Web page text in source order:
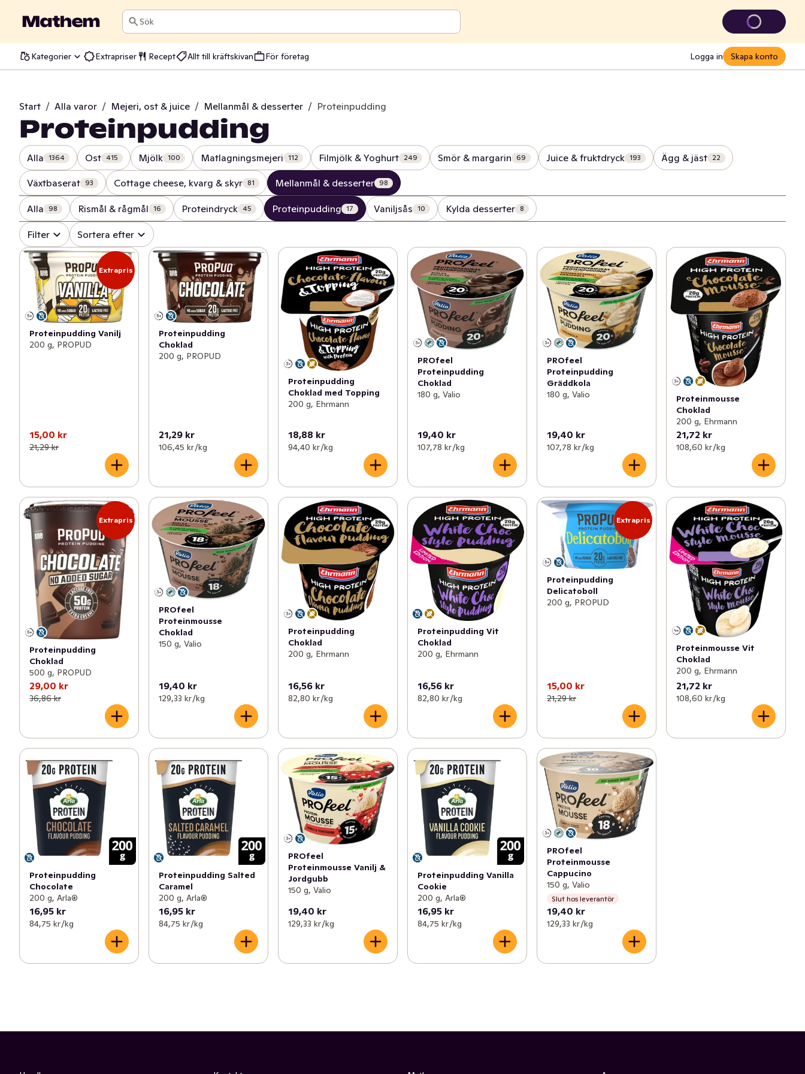
Sök
Kategorier Extrapriser Recept Allt till kräftskivan För företag Logga in Skapa konto
Start / Alla varor / Mejeri, ost & juice / Mellanmål & desserter / Proteinpudding
Proteinpudding
Alla 1364 Ost 415 Mjölk 100 Matlagningsmejeri 112 Filmjölk & Yoghurt 249 Smör & margarin 69 Juice & fruktdryck 193 Ägg & jäst 22
Växtbaserat 93 Cottage cheese, kvarg & skyr 81 Mellanmål & desserter 98
Alla 98 Rismål & rågmål 16 Proteindryck 45 Proteinpudding 17 Vaniljsås 10 Kylda desserter 8
Filter Sortera efter
Extrapris
Proteinpudding Vanilj
200 g, PROPUD
15,00 kr
21,29 kr
Proteinpudding
Choklad
200 g, PROPUD
21,29 kr
106,45 kr /kg
Proteinpudding
Choklad med Topping
200 g, Ehrmann
18,88 kr
94,40 kr /kg
PROfeel
Proteinpudding
Choklad
180 g, Valio
19,40 kr
107,78 kr /kg
PROfeel
Proteinpudding
Gräddkola
180 g, Valio
19,40 kr
107,78 kr /kg
Proteinmousse
Choklad
200 g, Ehrmann
21,72 kr
108,60 kr /kg
Extrapris
Proteinpudding
Choklad
500 g, PROPUD
29,00 kr
36,86 kr
PROfeel
Proteinmousse
Choklad
150 g, Valio
19,40 kr
129,33 kr /kg
Proteinpudding
Choklad
200 g, Ehrmann
16,56 kr
82,80 kr /kg
Proteinpudding Vit
Choklad
200 g, Ehrmann
16,56 kr
82,80 kr /kg
Extrapris
Proteinpudding
Delicatoboll
200 g, PROPUD
15,00 kr
21,29 kr
Proteinmousse Vit
Choklad
200 g, Ehrmann
21,72 kr
108,60 kr /kg
Proteinpudding
Chocolate
200 g, Arla®
16,95 kr
84,75 kr /kg
Proteinpudding Salted
Caramel
200 g, Arla®
16,95 kr
84,75 kr /kg
PROfeel
Proteinmousse Vanilj &
Jordgubb
150 g, Valio
19,40 kr
129,33 kr /kg
Proteinpudding Vanilla
Cookie
200 g, Arla®
16,95 kr
84,75 kr /kg
PROfeel
Proteinmousse
Cappucino
150 g, Valio
Slut hos leverantör
19,40 kr
129,33 kr /kg